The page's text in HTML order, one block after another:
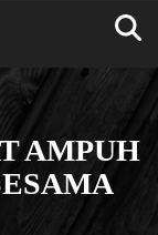
AMPUH